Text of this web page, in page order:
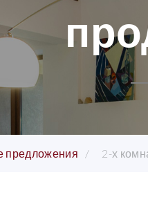
предложения 2-х